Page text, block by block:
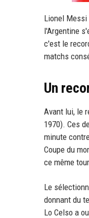
Lionel Messi
l'Argentine
c'est le
matchs
Un
Avant lui, le
1970). Ces
minute
Coupe du
ce même
Le
donnant du
Lo Celso a